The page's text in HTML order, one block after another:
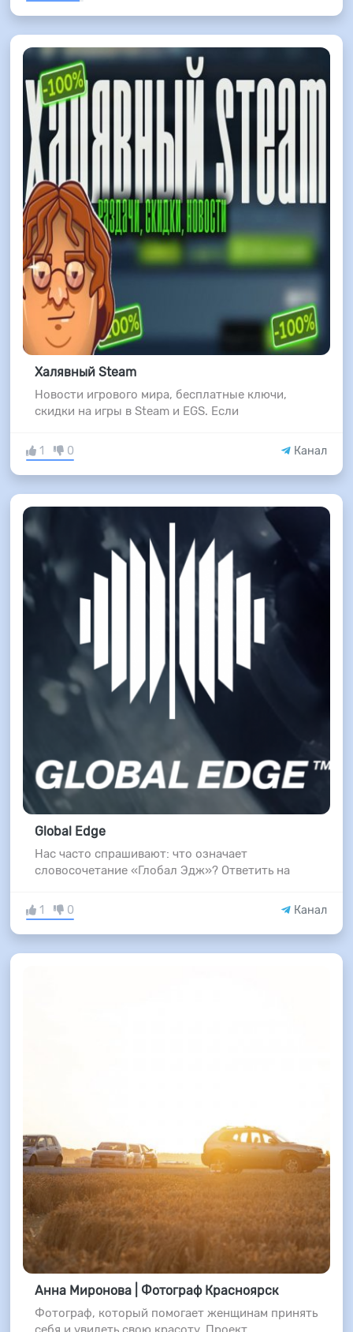
Халявный Steam
Новости игрового мира, бесплатные ключи,
скидки на игры в Steam и EGS. Если
1 0 Канал
Global Edge
Нас часто спрашивают: что означает
словосочетание «Глобал Эдж»? Ответить на
1 0 Канал
Анна Миронова | Фотограф Красноярск
Фотограф, который помогает женщинам принять